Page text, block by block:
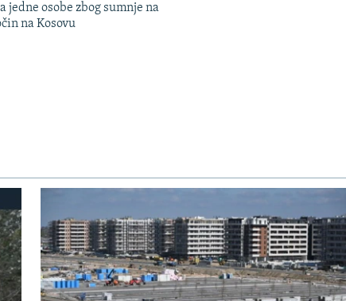
jedne osobe zbog sumnje na
na Kosovu